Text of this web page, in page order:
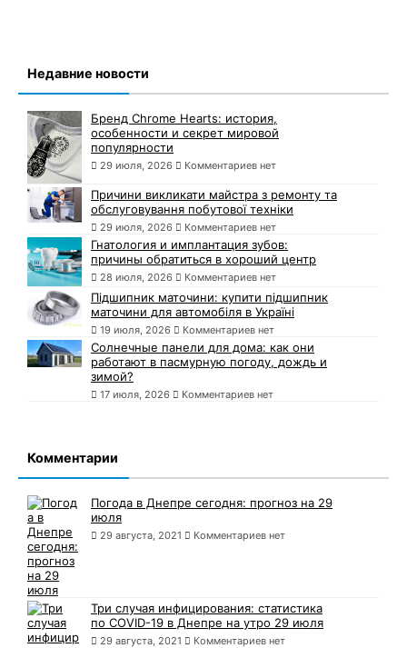
Недавние новости
Бренд Chrome Hearts: история,
особенности и секрет мировой
популярности
29 июля, 2026 Комментариев нет
Причини викликати майстра з ремонту та
обслуговування побутової техніки
29 июля, 2026 Комментариев нет
Гнатология и имплантация зубов:
причины обратиться в хороший центр
28 июля, 2026 Комментариев нет
Підшипник маточини: купити підшипник
маточини для автомобіля в Україні
19 июля, 2026 Комментариев нет
Солнечные панели для дома: как они
работают в пасмурную погоду, дождь и
зимой?
17 июля, 2026 Комментариев нет
Комментарии
Погода в Днепре сегодня: прогноз на 29
июля
29 августа, 2021 Комментариев нет
Три случая инфицирования: статистика
по COVID-19 в Днепре на утро 29 июля
29 августа, 2021 Комментариев нет